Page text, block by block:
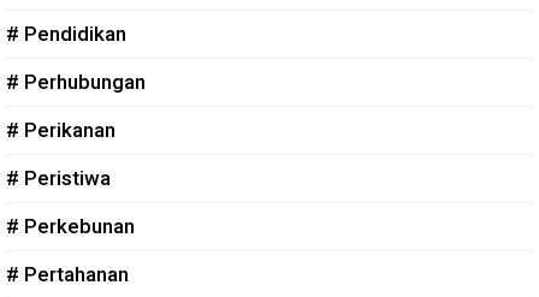
# Pendidikan
# Perhubungan
# Perikanan
# Peristiwa
# Perkebunan
# Pertahanan